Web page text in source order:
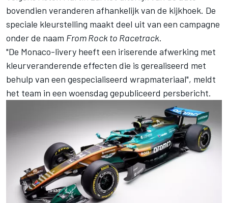
bovendien veranderen afhankelijk van de kijkhoek. De
speciale kleurstelling maakt deel uit van een campagne
onder de naam From Rock to Racetrack.
"De Monaco-livery heeft een iriserende afwerking met
kleurveranderende effecten die is gerealiseerd met
behulp van een gespecialiseerd wrapmateriaal", meldt
het team in een woensdag gepubliceerd persbericht.